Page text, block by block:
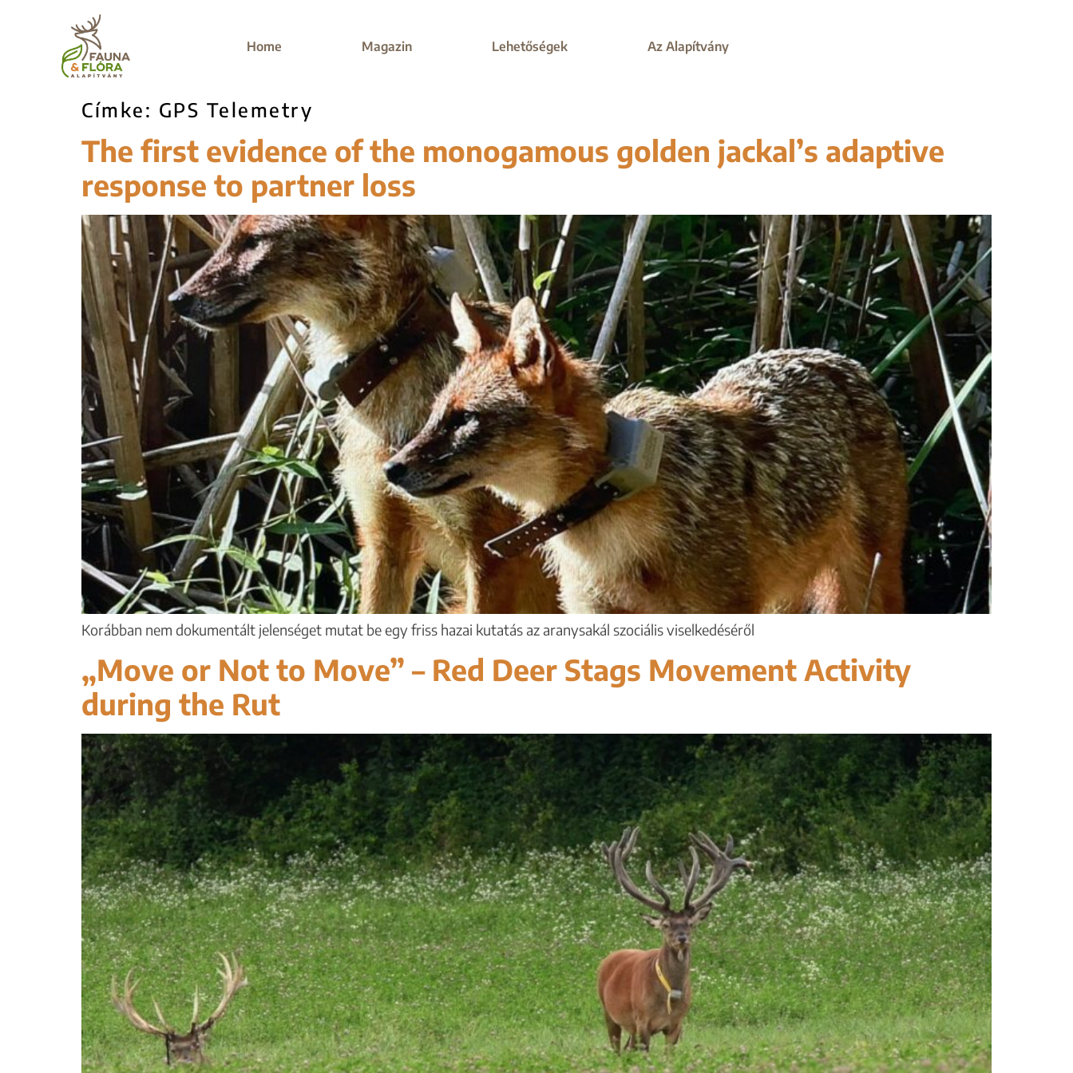
Home Magazin Lehetőségek Az Alapítvány
Címke: GPS Telemetry
The first evidence of the monogamous golden jackal’s adaptive
response to partner loss
Korábban nem dokumentált jelenséget mutat be egy friss hazai kutatás az aranysakál szociális viselkedéséről
„Move or Not to Move” – Red Deer Stags Movement Activity
during the Rut